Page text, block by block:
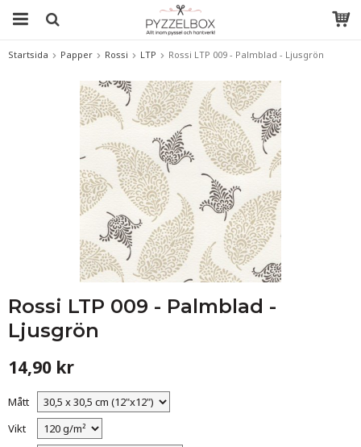
Startsida Papper Rossi LTP Rossi LTP 009 - Palmblad - Ljusgrön
Rossi LTP 009 - Palmblad -
Ljusgrön
14,90 kr
Mått
Vikt